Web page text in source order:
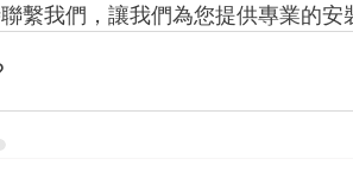
繫我們，讓我們為您提供專業的安